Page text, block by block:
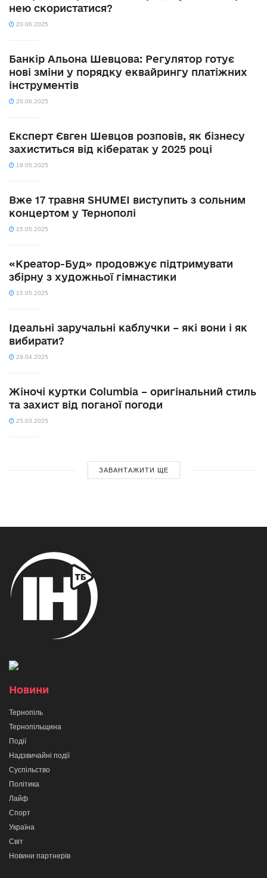
нею скористатися?
20.06.2025
Банкір Альона Шевцова: Регулятор готує
нові зміни у порядку еквайрингу платіжних
інструментів
20.06.2025
Експерт Євген Шевцов розповів, як бізнесу
захиститься від кібератак у 2025 році
19.05.2025
Вже 17 травня SHUMEI виступить з сольним
концертом у Тернополі
15.05.2025
«Креатор-Буд» продовжує підтримувати
збірну з художньої гімнастики
15.05.2025
Ідеальні заручальні каблучки – які вони і як
вибирати?
29.04.2025
Жіночі куртки Columbia – оригінальний стиль
та захист від поганої погоди
25.03.2025
ЗАВАНТАЖИТИ ЩЕ
Новини
Тернопіль
Тернопільщина
Події
Надзвичайні події
Суспільство
Політика
Лайф
Спорт
Україна
Світ
Новини партнерів